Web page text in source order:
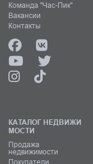
Команда "Час-Пик"
Вакансии
Контакты
КАТАЛОГ НЕДВИЖИ
МОСТИ
Продажа
недвижимости
Покупатели